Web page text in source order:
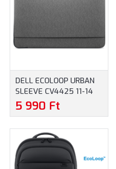
DELL ECOLOOP URBAN
SLEEVE CV4425 11-14
NOTEBOOKTÁSKA (460-
BDWQ) - MAXIMUM 14"
NOTEBOOKOKHOZ,
SZÜRKE SZÍNBEN
5 990 Ft